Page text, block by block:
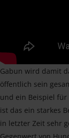
Gabun wird damit
öffentlich sein
und ein Beispiel für
ist das ein starkes
in letzter Zeit sehr